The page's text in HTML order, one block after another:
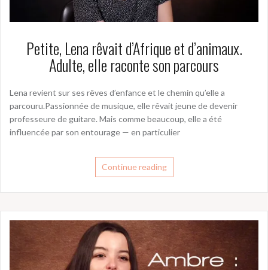
Petite, Lena rêvait d’Afrique et d’animaux.
Adulte, elle raconte son parcours
Lena revient sur ses rêves d’enfance et le chemin qu’elle a
parcouru.Passionnée de musique, elle rêvait jeune de devenir
professeure de guitare. Mais comme beaucoup, elle a été
influencée par son entourage — en particulier
Continue reading